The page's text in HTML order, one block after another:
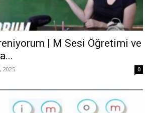
| M Sesi Öğretimi ve
2025 0